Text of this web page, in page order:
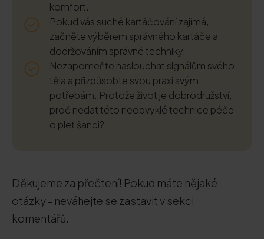
komfort.
Pokud vás suché kartáčování zajímá,
začněte výběrem správného kartáče a
dodržováním správné techniky.
Nezapomeňte naslouchat signálům svého
těla a přizpůsobte svou praxi svým
potřebám. Protože život je dobrodružství,
proč nedat této neobvyklé technice péče
o pleť šanci?
Děkujeme za přečtení! Pokud máte nějaké
otázky - neváhejte se zastavit v sekci
komentářů.